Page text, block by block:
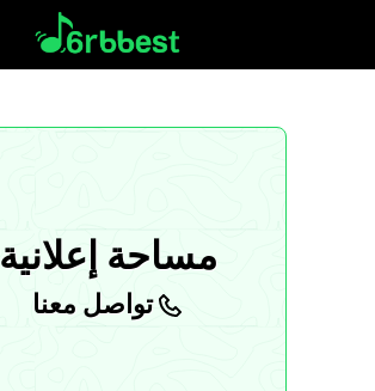
مساحة إعلانية
تواصل معنا